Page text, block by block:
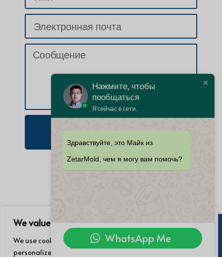
We value your privacy
We use cookies to enhance your browsing experience, serve
personalized ads or content, and analyze our traffic. By
Отправить запрос
© 2021 Zetar Industry Co., Ltd. Все
Нажмите, чтобы
пообщаться
Я'сейчас в сети.
Здравствуйте, это Майк из
ZetarMold, чем я могу вам помочь?
WhatsApp Me